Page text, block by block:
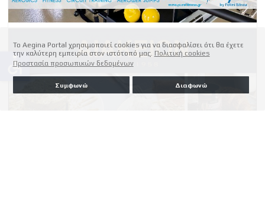
Το Aegina Portal χρησιμοποιεί cookies για να διασφαλίσει ότι θα έχετε
την καλύτερη εμπειρία στον ιστότοπό μας. Πολιτική cookies
Προστασία προσωπικών δεδομένων
Συμφωνώ Διαφωνώ
accessible